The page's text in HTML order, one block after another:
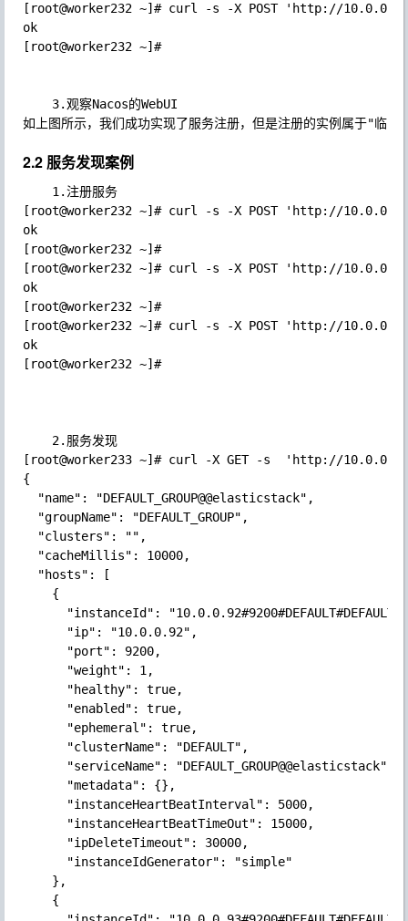
[root@worker232 ~]# curl -s -X POST 'http://
ok
[root@worker232 ~]#
2.2 服务发现案例
[root@worker232 ~]# curl -s -X POST 'http://
ok
[root@worker232 ~]#
[root@worker232 ~]# curl -s -X POST 'http://
ok
[root@worker232 ~]#
[root@worker232 ~]# curl -s -X POST 'http://
ok
[root@worker232 ~]#
[root@worker233 ~]# curl -X GET -s  'http://
{
  "name": "DEFAULT_GROUP@@elasticstack",
  "groupName": "DEFAULT_GROUP",
  "clusters": "",
  "cacheMillis": 10000,
  "hosts": [
    {
"instanceId":
      "ip": "10.0.0.92",
      "port": 9200,
      "weight": 1,
      "healthy": true,
      "enabled": true,
      "ephemeral": true,
      "clusterName": "DEFAULT",
      "serviceName": "DEFAULT_GROUP@@elasticstack",
      "metadata": {},
      "instanceHeartBeatInterval": 5000,
      "instanceHeartBeatTimeOut": 15000,
      "ipDeleteTimeout": 30000,
      "instanceIdGenerator": "simple"
    },
    {